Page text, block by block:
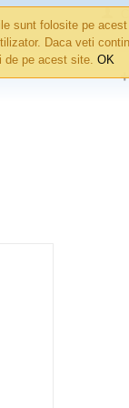
sunt folosite pe
Daca veti
de pe acest site.OK